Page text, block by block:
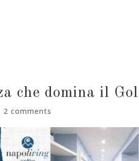
che domina il
2 comments